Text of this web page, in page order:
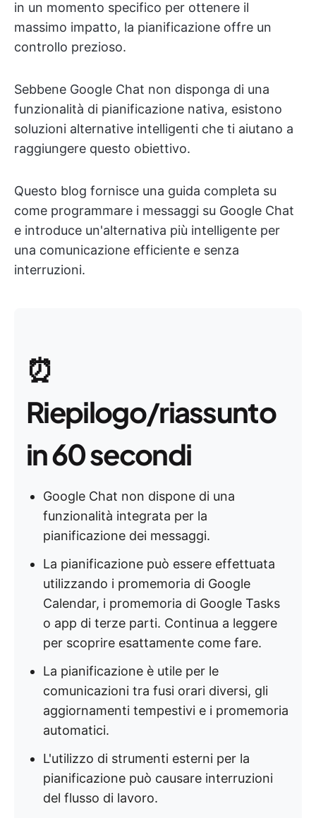
in un momento specifico per ottenere il
massimo impatto, la pianificazione offre un
controllo prezioso.
Sebbene Google Chat non disponga di una
funzionalità di pianificazione nativa, esistono
soluzioni alternative intelligenti che ti aiutano a
raggiungere questo obiettivo.
Questo blog fornisce una guida completa su
come programmare i messaggi su Google Chat
e introduce un'alternativa più intelligente per
una comunicazione efficiente e senza
interruzioni.
⏰
Riepilogo/riassunto
in 60 secondi
Google Chat non dispone di una
funzionalità integrata per la
pianificazione dei messaggi.
La pianificazione può essere effettuata
utilizzando i promemoria di Google
Calendar, i promemoria di Google Tasks
o app di terze parti. Continua a leggere
per scoprire esattamente come fare.
La pianificazione è utile per le
comunicazioni tra fusi orari diversi, gli
aggiornamenti tempestivi e i promemoria
automatici.
L'utilizzo di strumenti esterni per la
pianificazione può causare interruzioni
del flusso di lavoro.